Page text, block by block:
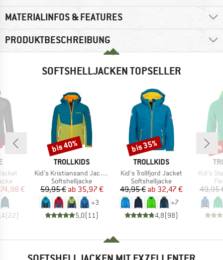
MATERIALINFOS & FEATURES
PRODUKTBESCHREIBUNG
SOFTSHELLJACKEN TOPSELLER
Preis
74,98 €
(22)
MARKE
TROLLKIDS
Artikel
Kid's Kristiansand Jacket
Produktgruppe
Softshelljacke
Preis
59,95 € reduzierter Preis
ab 35,97 €
+3
5,0(11 )
Rabatt
bis 40%
MARKE
TROLLKIDS
Artikel
Kid's Trollfjord Jacket
Produktgruppe
Softshelljacke
Preis
49,95 € reduzierter Preis
ab 32,47 €
+7
4,8(98)
Rabatt
bis 35%
Artikel
Kid's
49,95